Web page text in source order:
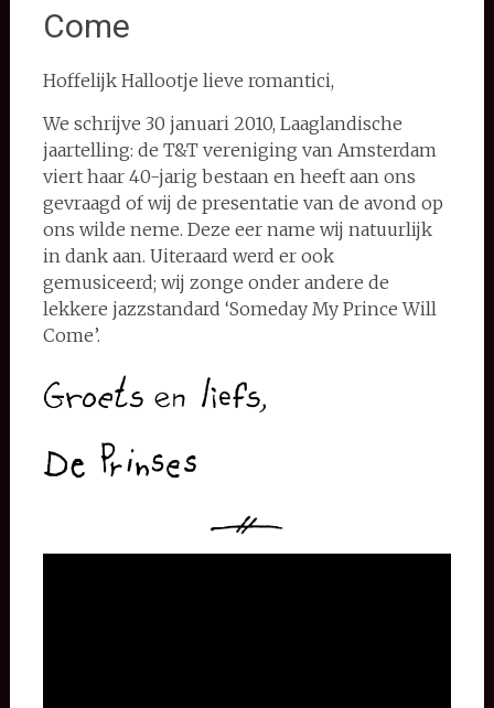
Come
Hoffelijk Hallootje lieve romantici,
We schrijve 30 januari 2010, Laaglandische
jaartelling: de T&T vereniging van Amsterdam
viert haar 40-jarig bestaan en heeft aan ons
gevraagd of wij de presentatie van de avond op
ons wilde neme. Deze eer name wij natuurlijk
in dank aan. Uiteraard werd er ook
gemusiceerd; wij zonge onder andere de
lekkere jazzstandard ‘Someday My Prince Will
Come’.